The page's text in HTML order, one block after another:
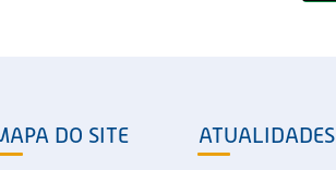
DO SITE ATUALIDADES